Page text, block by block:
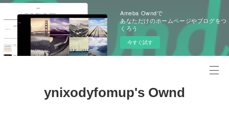
Ameba Owndで
あなただけのホームページやブログをつ
くろう
今すぐ試す
ynixodyfomup's Ownd